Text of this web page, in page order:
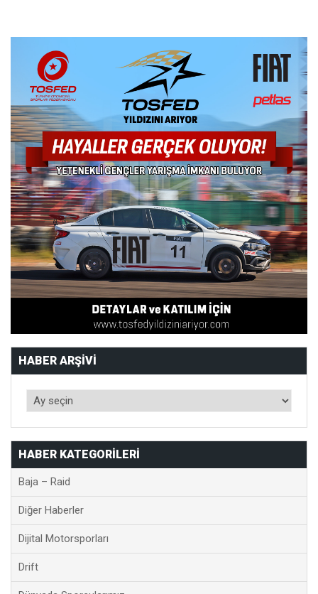
HABER ARŞIVI
HABER KATEGORILERI
Baja – Raid
Diğer Haberler
Dijital Motorsporları
Drift